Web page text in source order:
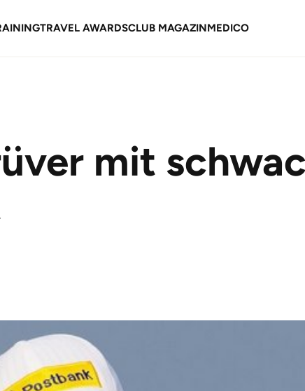
TRAVEL AWARDSCLUB MAGAZINMEDICO
mit